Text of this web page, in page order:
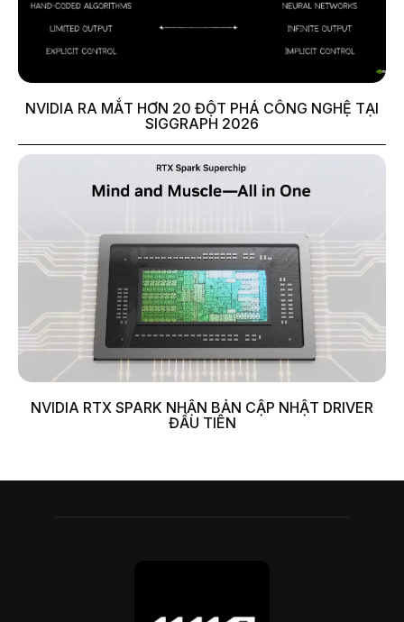
NVIDIA RA MẮT HƠN 20 ĐỘT PHÁ CÔNG NGHỆ TẠI
SIGGRAPH 2026
NVIDIA RTX SPARK NHẬN BẢN CẬP NHẬT DRIVER
ĐẦU TIÊN